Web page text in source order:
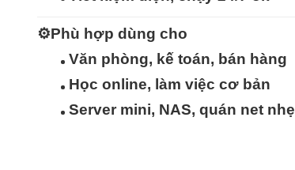
⚙️Phù hợp dùng cho
Văn phòng, kế toán, bán hàng
Học online, làm việc cơ bản
Server mini, NAS, quán net nhẹ